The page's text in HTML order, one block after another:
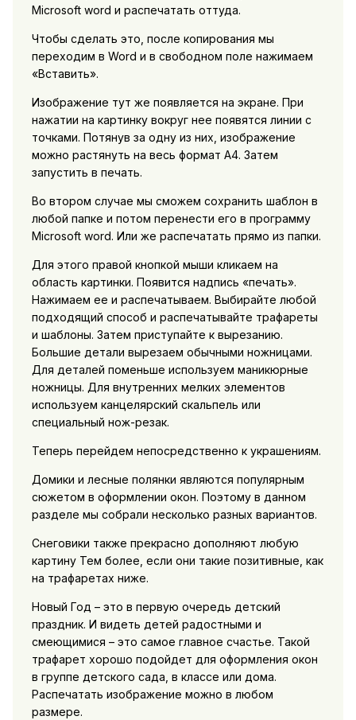
Microsoft word и распечатать оттуда.
Чтобы сделать это, после копирования мы
переходим в Word и в свободном поле нажимаем
«Вставить».
Изображение тут же появляется на экране. При
нажатии на картинку вокруг нее появятся линии с
точками. Потянув за одну из них, изображение
можно растянуть на весь формат А4. Затем
запустить в печать.
Во втором случае мы сможем сохранить шаблон в
любой папке и потом перенести его в программу
Microsoft word. Или же распечатать прямо из папки.
Для этого правой кнопкой мыши кликаем на
область картинки. Появится надпись «печать».
Нажимаем ее и распечатываем. Выбирайте любой
подходящий способ и распечатывайте трафареты
и шаблоны. Затем приступайте к вырезанию.
Большие детали вырезаем обычными ножницами.
Для деталей поменьше используем маникюрные
ножницы. Для внутренних мелких элементов
используем канцелярский скальпель или
специальный нож-резак.
Теперь перейдем непосредственно к украшениям.
Домики и лесные полянки являются популярным
сюжетом в оформлении окон. Поэтому в данном
разделе мы собрали несколько разных вариантов.
Снеговики также прекрасно дополняют любую
картину Тем более, если они такие позитивные, как
на трафаретах ниже.
Новый Год – это в первую очередь детский
праздник. И видеть детей радостными и
смеющимися – это самое главное счастье. Такой
трафарет хорошо подойдет для оформления окон
в группе детского сада, в классе или дома.
Распечатать изображение можно в любом
размере.